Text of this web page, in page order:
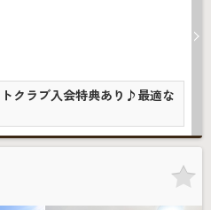
クラブ入会特典あり♪最適な